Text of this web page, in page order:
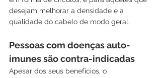
desejam melhorar a densidade e a
qualidade do cabelo de modo geral.
Pessoas com doenças auto-
imunes são contra-indicadas
Apesar dos seus benefícios, o